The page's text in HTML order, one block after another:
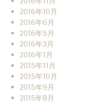
2016年10月
2016年6月
2016年5月
2016年3月
2016年1月
2015年11月
2015年10月
2015年9月
2015年8月